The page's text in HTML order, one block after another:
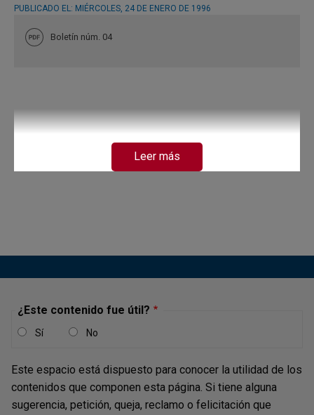
Boletín núm. 04
PUBLICADO EL: MIÉRCOLES, 24 DE ENERO DE 1996
Leer más
¿Este contenido fue útil?
Sí No
Este espacio está dispuesto para conocer la utilidad de los
contenidos que componen esta página. Si tiene alguna
sugerencia, petición, queja, reclamo o felicitación que